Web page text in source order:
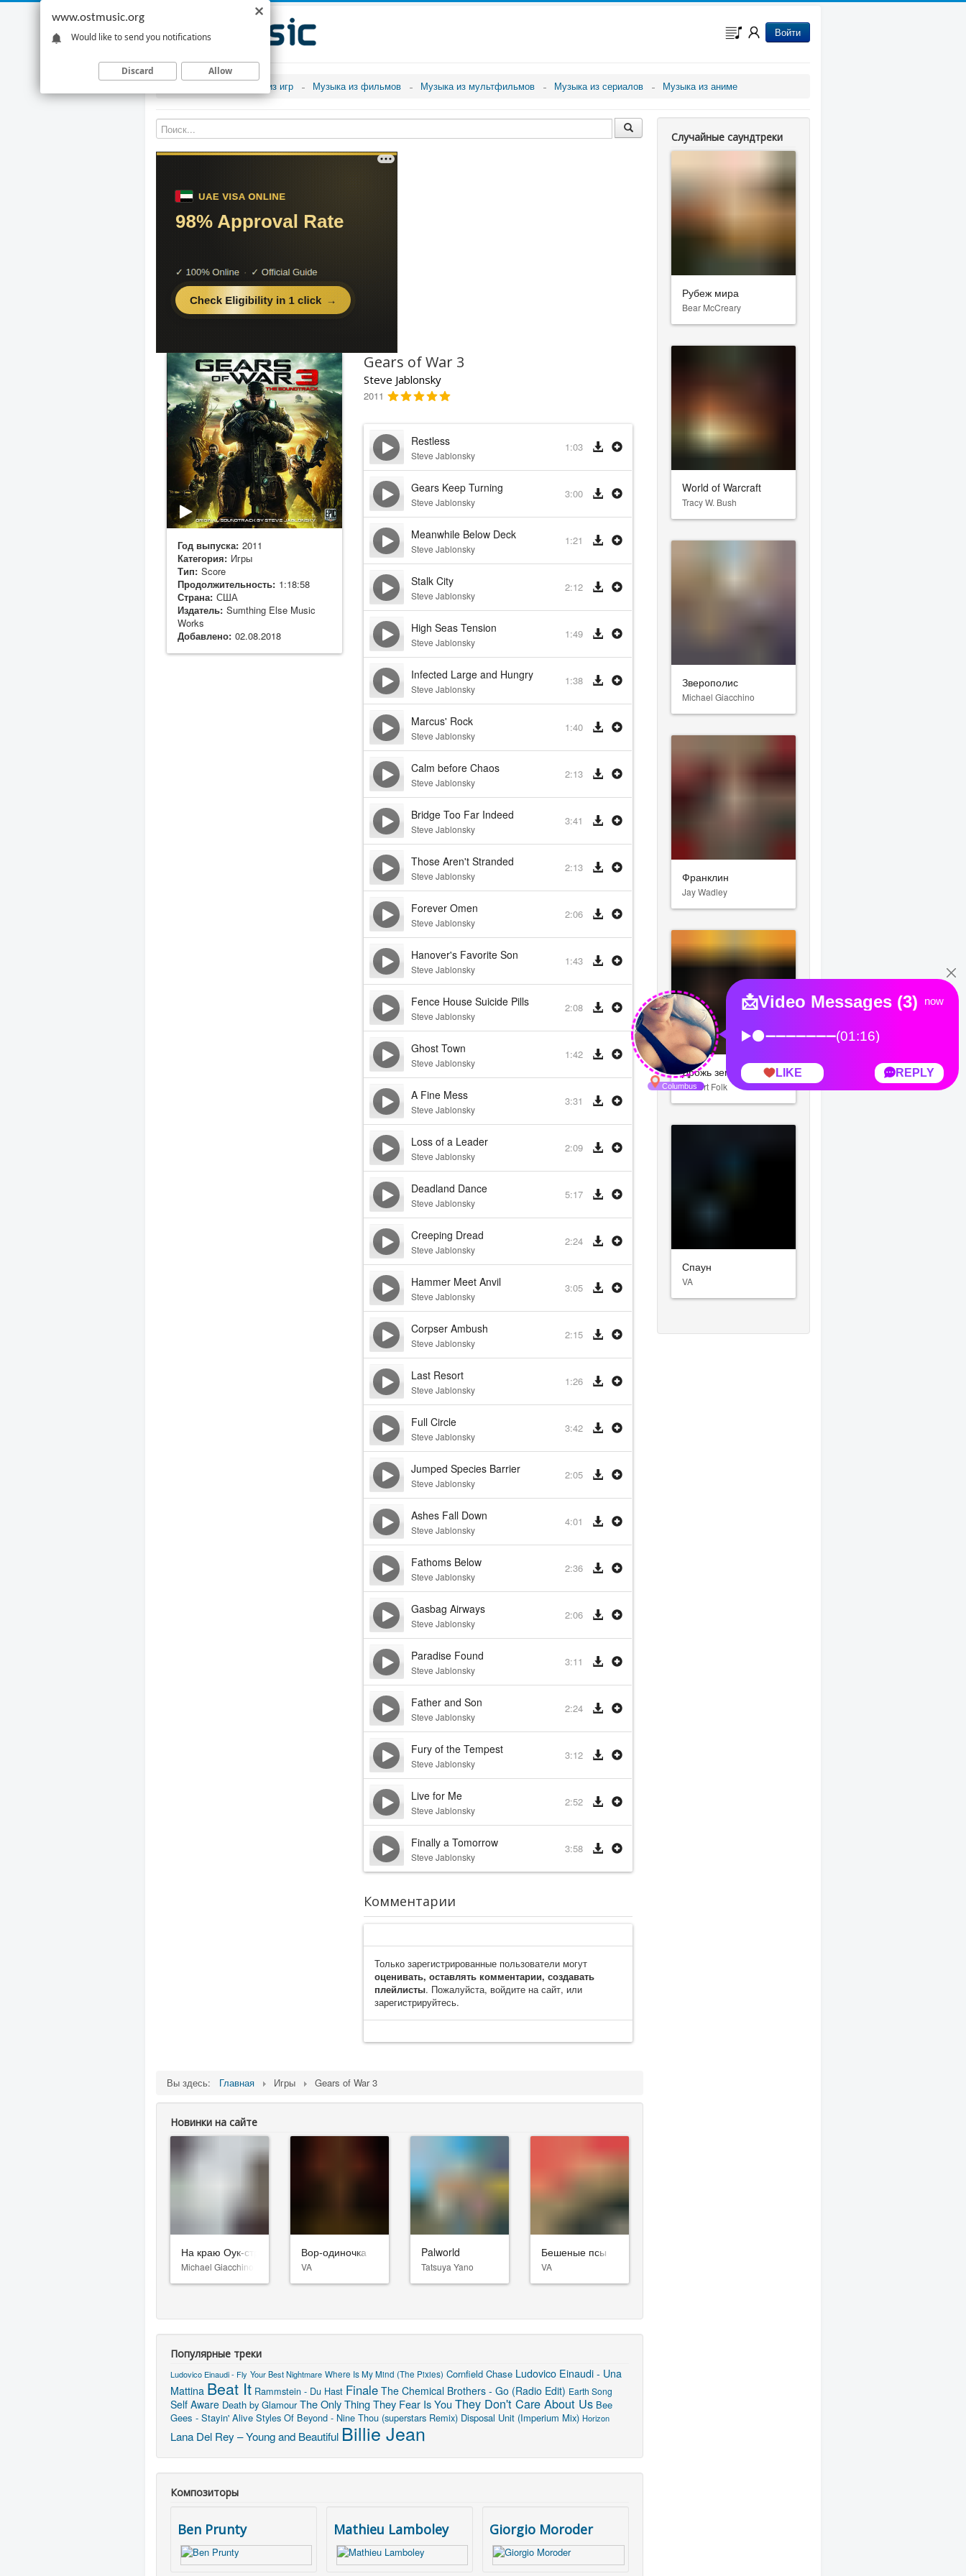
Войти
Музыка из игр Музыка из фильмов Музыка из мультфильмов Музыка из сериалов Музыка из аниме
Год выпуска: 2011
Категория: Игры
Тип: Score
Продолжительность: 1:18:58
Страна: США
Издатель: Sumthing Else Music
Works
Добавлено: 02.08.2018
Gears of War 3
Steve Jablonsky
2011
Restless
Steve Jablonsky
1:03
Gears Keep Turning
Steve Jablonsky
3:00
Meanwhile Below Deck
Steve Jablonsky
1:21
Stalk City
Steve Jablonsky
2:12
High Seas Tension
Steve Jablonsky
1:49
Infected Large and Hungry
Steve Jablonsky
1:38
Marcus' Rock
Steve Jablonsky
1:40
Calm before Chaos
Steve Jablonsky
2:13
Bridge Too Far Indeed
Steve Jablonsky
3:41
Those Aren't Stranded
Steve Jablonsky
2:13
Forever Omen
Steve Jablonsky
2:06
Hanover's Favorite Son
Steve Jablonsky
1:43
Fence House Suicide Pills
Steve Jablonsky
2:08
Ghost Town
Steve Jablonsky
1:42
A Fine Mess
Steve Jablonsky
3:31
Loss of a Leader
Steve Jablonsky
2:09
Deadland Dance
Steve Jablonsky
5:17
Creeping Dread
Steve Jablonsky
2:24
Hammer Meet Anvil
Steve Jablonsky
3:05
Corpser Ambush
Steve Jablonsky
2:15
Last Resort
Steve Jablonsky
1:26
Full Circle
Steve Jablonsky
3:42
Jumped Species Barrier
Steve Jablonsky
2:05
Ashes Fall Down
Steve Jablonsky
4:01
Fathoms Below
Steve Jablonsky
2:36
Gasbag Airways
Steve Jablonsky
2:06
Paradise Found
Steve Jablonsky
3:11
Father and Son
Steve Jablonsky
2:24
Fury of the Tempest
Steve Jablonsky
3:12
Live for Me
Steve Jablonsky
2:52
Finally a Tomorrow
Steve Jablonsky
3:58
Комментарии
Только зарегистрированные пользователи могут
оценивать, оставлять комментарии, создавать
плейлисты. Пожалуйста, войдите на сайт, или
зарегистрируйтесь.
Вы здесь: Главная Игры Gears of War 3
Новинки на сайте
На краю Оук-стрит
Michael Giacchino
Вор-одиночка
VA
Palworld
Tatsuya Yano
Бешеные псы
VA
Популярные треки
Ludovico Einaudi - Fly Your Best Nightmare Where Is My Mind (The Pixies) Cornfield Chase Ludovico Einaudi - Una
Mattina Beat It Rammstein - Du Hast Finale The Chemical Brothers - Go (Radio Edit) Earth Song
Self Aware Death by Glamour The Only Thing They Fear Is You They Don't Care About Us Bee
Gees - Stayin' Alive Styles Of Beyond - Nine Thou (superstars Remix) Disposal Unit (Imperium Mix) Horizon
Lana Del Rey – Young and Beautiful Billie Jean
Композиторы
Ben Prunty Mathieu Lamboley Giorgio Moroder
Случайные саундтреки
Рубеж мира
Bear McCreary
World of Warcraft
Tracy W. Bush
Зверополис
Michael Giacchino
Франклин
Jay Wadley
Дрожь земли
Robert Folk
Спаун
VA
www.ostmusic.org
Would like to send you notifications
Discard Allow